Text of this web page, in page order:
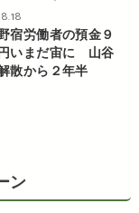
宿労働者の預金９
いまだ宙に 山谷
散から２年半
ン